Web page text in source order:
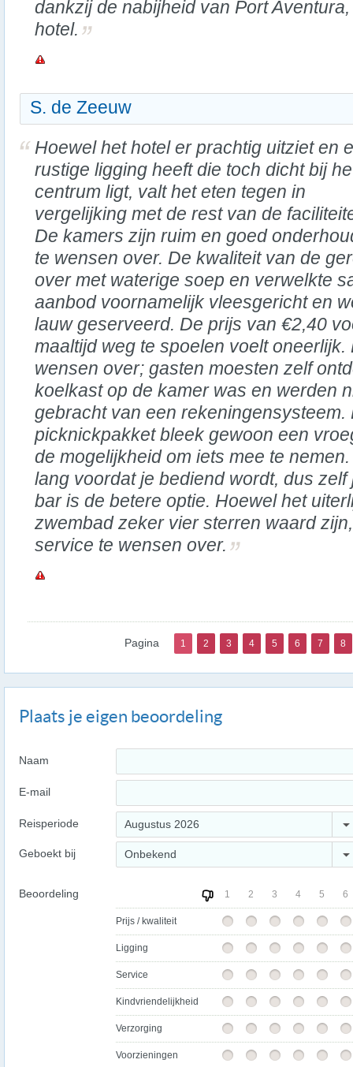
dankzij de nabijheid van Port
hotel.
S. de Zeeuw
Hoewel het hotel er prachtig uitziet en
rustige ligging heeft die toch dicht bij
centrum ligt, valt het eten tegen in
vergelijking met de rest van de
De kamers zijn ruim en goed
te wensen over. De kwaliteit van de
over met waterige soep en verwelkte
aanbod voornamelijk vleesgericht en
lauw geserveerd. De prijs van €2,40
maaltijd weg te spoelen voelt
wensen over; gasten moesten zelf
koelkast op de kamer was en werden
gebracht van een rekeningensysteem.
picknickpakket bleek gewoon een
de mogelijkheid om iets mee te
lang voordat je bediend wordt, dus
bar is de betere optie. Hoewel het
zwembad zeker vier sterren waard
service te wensen over.
Pagina 1 2 3 4 5 6 7 8
Plaats je eigen beoordeling
Naam
E-mail
Reisperiode Augustus 2026
Geboekt bij Onbekend
Beoordeling 1 2 3 4 5 6
Prijs / kwaliteit
Ligging
Service
Kindvriendelijkheid
Verzorging
Voorzieningen